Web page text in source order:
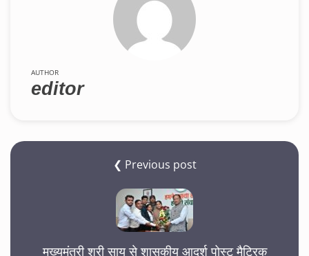
AUTHOR
editor
❮ Previous post
मुख्यमंत्री श्री साय से शासकीय आदर्श पोस्ट मैट्रिक